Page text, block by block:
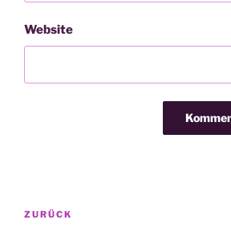
Website
Beitragsnavigation
Vorheriger
ZURÜCK